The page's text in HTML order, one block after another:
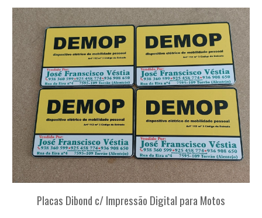
Placas Dibond c/ Impressão Digital para Motos